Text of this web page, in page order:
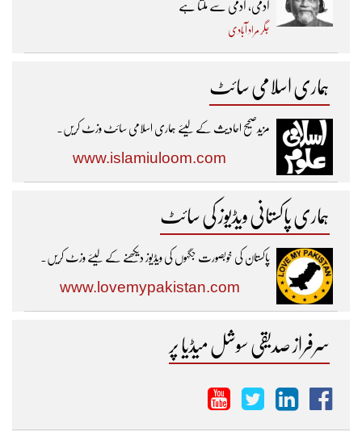
آدمی، آدمی سے ملتا ہے
جگر مراد آبادی
ہماری اسلامی سائٹ
مزیدصحیح احادیث کے لیئے ہماری اسلامی سائٹ وزٹ کریں۔
www.islamiuloom.com
ہماری پاکستانی ویڈیوز کی سائٹ
پاکستان کی خوبصورت جگہوں کی ویڈیوز دیکھنے کے لیئے وزٹ کریں۔
www.lovemypakistan.com
سرفراز صدیقی سوشل میڈیا پر